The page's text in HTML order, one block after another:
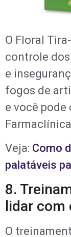
O Floral
controle
e
fogos de
e você pode
Farmaclínica
Veja: Como
palatáveis
8.
lidar com
O